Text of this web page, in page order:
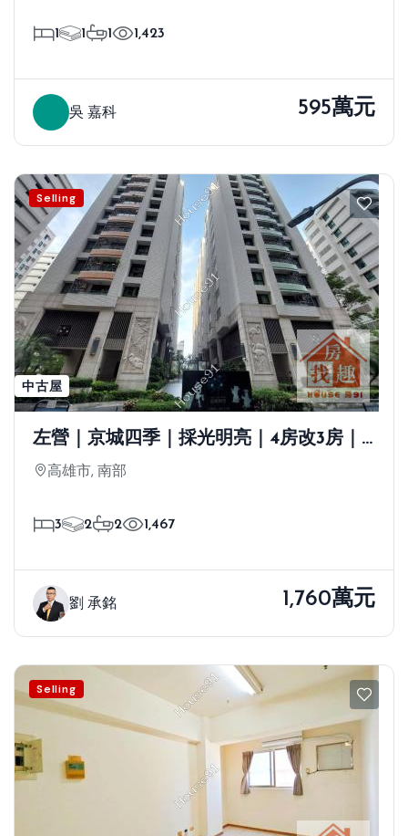
1 1 1 1,423
吳 嘉科 595萬元
Selling
中古屋
左營｜京城四季｜採光明亮｜4房改3房｜
平車
高雄市, 南部
3 2 2 1,467
劉 承銘 1,760萬元
Selling